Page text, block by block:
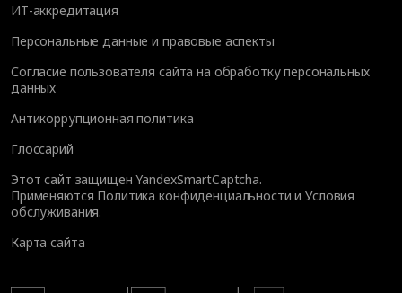
ИТ-аккредитация
Персональные данные и правовые аспекты
Согласие пользователя сайта на обработку персональных
данных
Антикоррупционная политика
Глоссарий
Этот сайт защищен YandexSmartCaptcha.
Применяются Политика конфиденциальности иУсловия
обслуживания.
Карта сайта